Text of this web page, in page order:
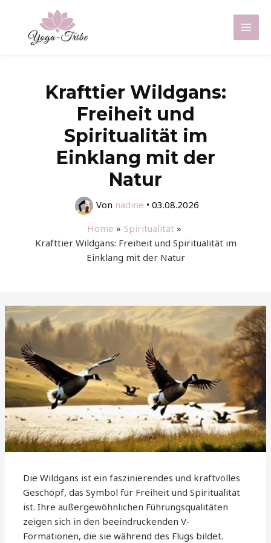
springen
Main
Krafttier Wildgans:
Freiheit und
Spiritualität im
Einklang mit der
Natur
Von nadine • 03.08.2026
Home
Spiritualität
Krafttier Wildgans: Freiheit und Spiritualität im
Einklang mit der Natur
Die Wildgans ist ein faszinierendes und kraftvolles
Geschöpf, das Symbol für Freiheit und Spiritualität
ist. Ihre außergewöhnlichen Führungsqualitäten
zeigen sich in den beeindruckenden V-
Formationen, die sie während des Flugs bildet.